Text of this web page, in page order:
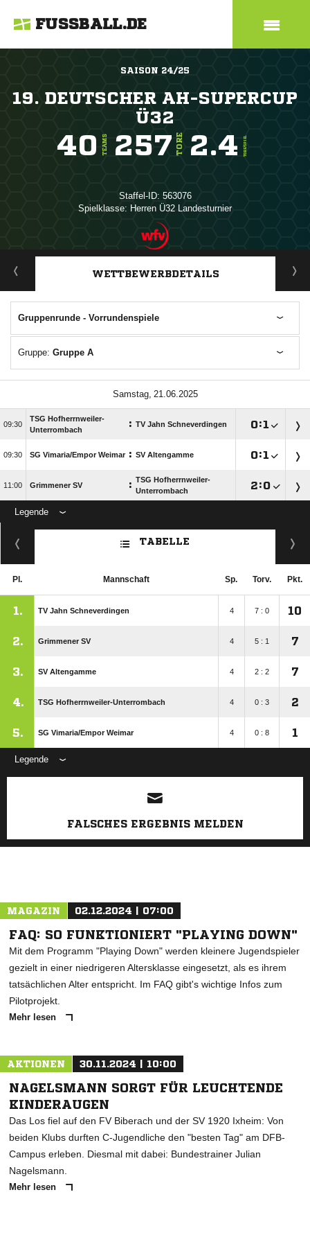
FUSSBALL.DE
SAISON 24/25
19. DEUTSCHER AH-SUPERCUP
Ü32
40 TEAMS 257 TORE 2.4 TORE/SPIEL
Staffel-ID: 563076
Spielklasse: Herren Ü32 Landesturnier
ANZEIGE
WETTBEWERBDETAILS
Gruppenrunde - Vorrundenspiele
Gruppe: Gruppe A
 

TSG Hofherrnweiler-
Unterrombach
: TV Jahn Schneverdingen :
 SG Vimaria/​Empor Weimar : SV Altengamme :
 Grimmener SV : TSG Hofherrnweiler-
Unterrombach
:
Legende
TABELLE
Pl. Mannschaft Sp. Torv. Pkt.
1. TV Jahn Schneverdingen 4 7 : 0 10
2. Grimmener SV 4 5 : 1 7
3. SV Altengamme 4 2 : 2 7
4. TSG Hofherrnweiler-Unterrombach 4 0 : 3 2
5. SG Vimaria/​Empor Weimar 4 0 : 8 1
Legende
ANZEIGE
FALSCHES ERGEBNIS MELDEN
MAGAZIN 02.12.2024 | 07:00
FAQ: SO FUNKTIONIERT "PLAYING DOWN"
Mit dem Programm "Playing Down" werden kleinere Jugendspieler
gezielt in einer niedrigeren Altersklasse eingesetzt, als es ihrem
tatsächlichen Alter entspricht. Im FAQ gibt's wichtige Infos zum
Pilotprojekt.
Mehr lesen
AKTIONEN 30.11.2024 | 10:00
NAGELSMANN SORGT FÜR LEUCHTENDE
KINDERAUGEN
Das Los fiel auf den FV Biberach und der SV 1920 Ixheim: Von
beiden Klubs durften C-Jugendliche den "besten Tag" am DFB-
Campus erleben. Diesmal mit dabei: Bundestrainer Julian
Nagelsmann.
Mehr lesen